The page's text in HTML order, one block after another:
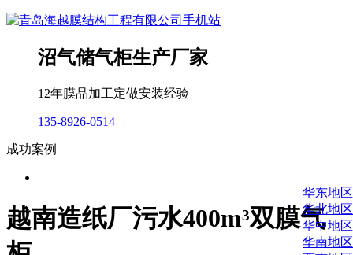
沼气储气柜生产厂家
12年膜品加工定做安装经验
135-8926-0514
成功案例
华东地区
华北地区
华中地区
华南地区
越南造纸厂污水400m³双膜气